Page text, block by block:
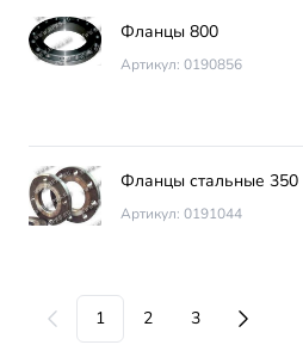
Фланцы 800
Артикул: 0190856
Фланцы стальные 350
Артикул: 0191044
1 2 3